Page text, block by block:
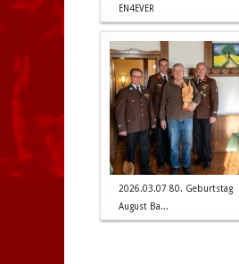
EN4EVER
2026.03.07 80. Geburtstag
August Ba...